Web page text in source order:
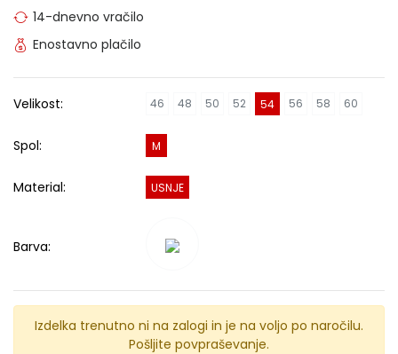
14-dnevno vračilo
Enostavno plačilo
Velikost: 46 48 50 52 54 56 58 60
Spol: M
Material: USNJE
Barva:
Izdelka trenutno ni na zalogi in je na voljo po naročilu.
Pošljite povpraševanje.